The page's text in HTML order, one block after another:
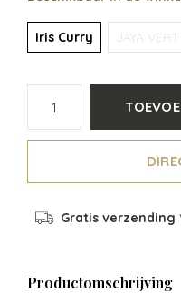
Iris Curry JAYA VERT
Gratis verzending
Productomschrijving